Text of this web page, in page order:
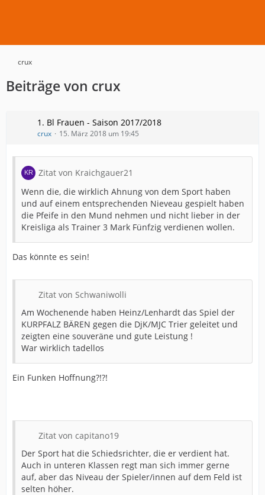
crux
Beiträge von crux
1. Bl Frauen - Saison 2017/2018
crux 15. März 2018 um 19:45
Zitat von Kraichgauer21
Wenn die, die wirklich Ahnung von dem Sport haben
und auf einem entsprechenden Nieveau gespielt haben
die Pfeife in den Mund nehmen und nicht lieber in der
Kreisliga als Trainer 3 Mark Fünfzig verdienen wollen.
Das könnte es sein!
Zitat von Schwaniwolli
Am Wochenende haben Heinz/Lenhardt das Spiel der
KURPFALZ BÄREN gegen die DjK/MJC Trier geleitet und
zeigten eine souveräne und gute Leistung !
War wirklich tadellos
Ein Funken Hoffnung?!?!
Zitat von capitano19
Der Sport hat die Schiedsrichter, die er verdient hat.
Auch in unteren Klassen regt man sich immer gerne
auf, aber das Niveau der Spieler/innen auf dem Feld ist
selten höher.